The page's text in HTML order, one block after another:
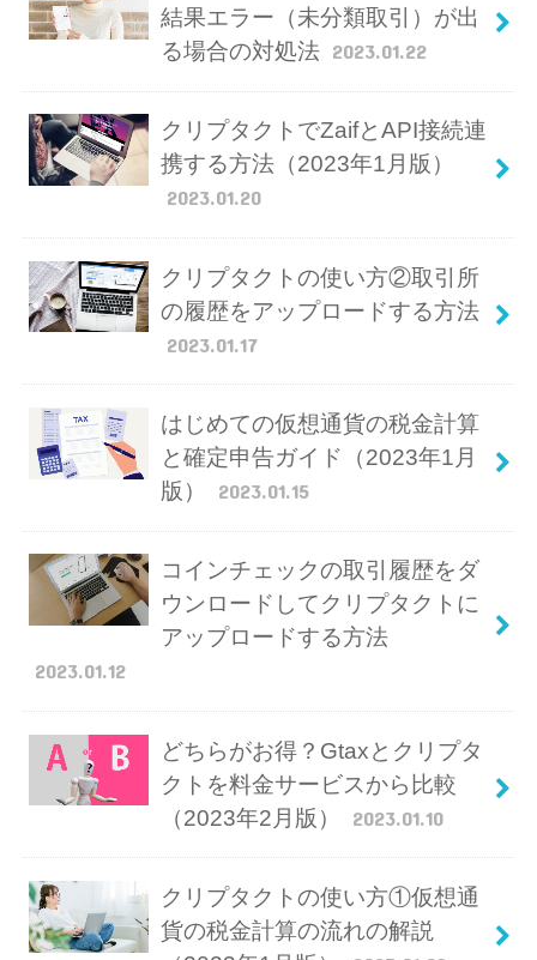
結果エラー（未分類取引）が出
る場合の対処法 2023.01.22
クリプタクトでZaifとAPI接続連
携する方法（2023年1月版）
2023.01.20
クリプタクトの使い方②取引所
の履歴をアップロードする方法
2023.01.17
はじめての仮想通貨の税金計算
と確定申告ガイド（2023年1月
版）
2023.01.15
コインチェックの取引履歴をダ
ウンロードしてクリプタクトに
アップロードする方法
2023.01.12
どちらがお得？Gtaxとクリプタ
クトを料金サービスから比較
（2023年2月版）
2023.01.10
クリプタクトの使い方①仮想通
貨の税金計算の流れの解説